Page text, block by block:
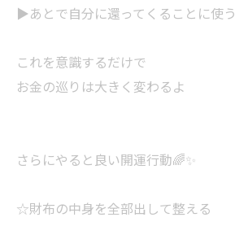
▶︎あとで自分に還ってくることに使う
これを意識するだけで
お金の巡りは大きく変わるよ
さらにやると良い開運行動🌈✨
☆財布の中身を全部出して整える